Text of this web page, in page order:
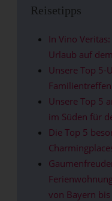
Reisetipps
In Vino
Urlaub auf
Unsere Top
Unsere Top 5
im Süden für
Die Top 5
von Bayern